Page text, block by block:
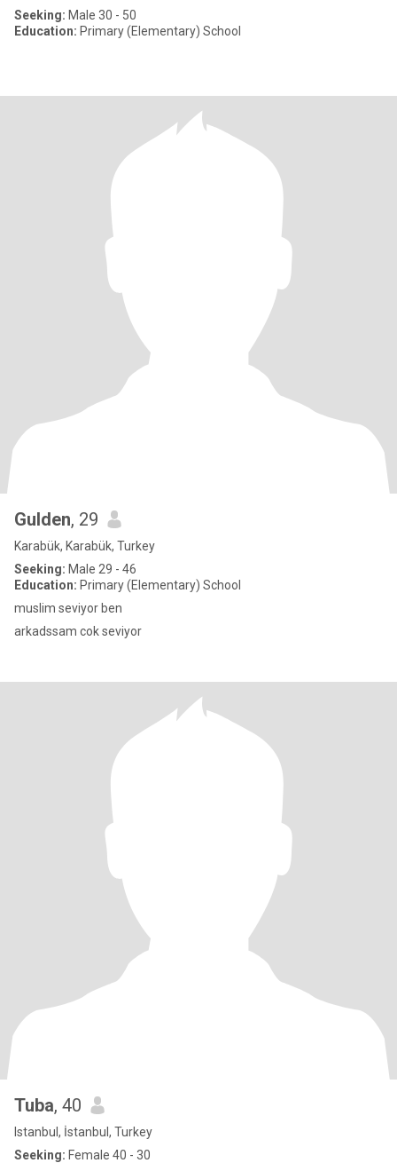
Seeking: Male 30 - 50
Education: Primary (Elementary) School
Gulden, 29
Karabük, Karabük, Turkey
Seeking: Male 29 - 46
Education: Primary (Elementary) School
muslim seviyor ben
arkadssam cok seviyor
Tuba, 40
Istanbul, İstanbul, Turkey
Seeking: Female 40 - 30